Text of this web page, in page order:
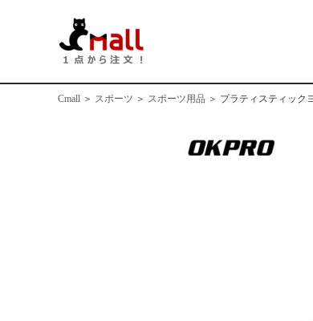
Cmall ＞ スポーツ ＞ スポーツ用品 ＞ プラティスティッ